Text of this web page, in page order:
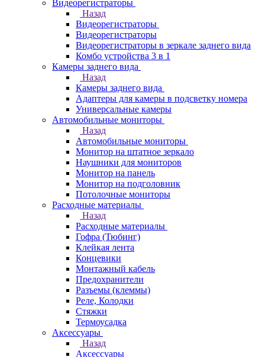
Видеорегистраторы
Назад
Видеорегистраторы
Видеорегистраторы
Видеорегистраторы в зеркале заднего вида
Комбо устройства 3 в 1
Камеры заднего вида
Назад
Камеры заднего вида
Адаптеры для камеры в подсветку номера
Универсальные камеры
Автомобильные мониторы
Назад
Автомобильные мониторы
Монитор на штатное зеркало
Наушники для мониторов
Монитор на панель
Монитор на подголовник
Потолочные мониторы
Расходные материалы
Назад
Расходные материалы
Гофра (Тюбинг)
Клейкая лента
Концевики
Монтажный кабель
Предохранители
Разъемы (клеммы)
Реле, Колодки
Стяжки
Термоусадка
Аксессуары
Назад
Аксессуары